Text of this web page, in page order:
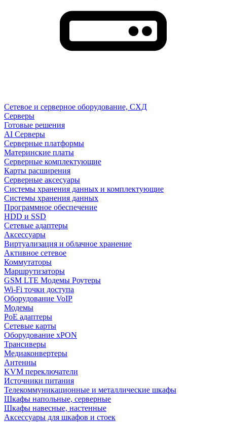
Сетевое и серверное оборудование, СХД
Cерверы
Готовые решения
AI Серверы
Серверные платформы
Материнские платы
Серверные комплектующие
Карты расширения
Серверные аксесуары
Системы хранения данных и комплектующие
Системы хранения данных
Программное обеспечение
HDD и SSD
Сетевые адаптеры
Аксессуары
Виртуализация и облачное хранение
Активное сетевое
Коммутаторы
Маршрутизаторы
GSM LTE Модемы Роутеры
Wi-Fi точки доступа
Оборудование VoIP
Модемы
PoE адаптеры
Сетевые карты
Оборудование xPON
Трансиверы
Медиаконвертеры
Антенны
KVM переключатели
Источники питания
Телекоммуникационные и металлические шкафы
Шкафы напольные, серверные
Шкафы навесные, настенные
Аксессуары для шкафов и стоек